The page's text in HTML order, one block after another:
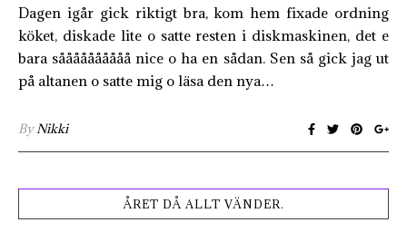
Dagen igår gick riktigt bra, kom hem fixade ordning
köket, diskade lite o satte resten i diskmaskinen, det e
bara såååååååååå nice o ha en sådan. Sen så gick jag ut
på altanen o satte mig o läsa den nya…
ByNikki
ÅRET DÅ ALLT VÄNDER.